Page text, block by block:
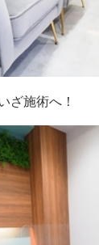
ざ施術へ！